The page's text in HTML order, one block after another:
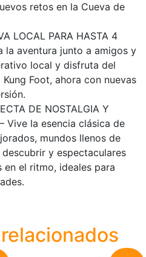
retos en la Cueva de
LOCAL PARA HASTA 4
la aventura junto a amigos y
local y disfruta del
Foot, ahora con nuevas
DE NOSTALGIA Y
Vive la esencia clásica de
mundos llenos de
y espectaculares
en el ritmo, ideales para